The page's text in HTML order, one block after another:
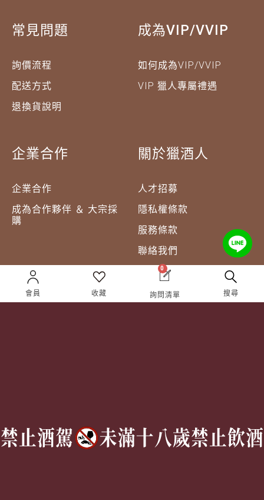
常見問題
詢價流程
配送方式
退換貨說明
成為VIP/VVIP
如何成為VIP/VVIP
VIP 獵人專屬禮遇
企業合作
企業合作
成為合作夥伴 ＆ 大宗採
購
關於獵酒人
人才招募
隱私權條款
服務條款
聯絡我們
會員 收藏
0
詢問清單 搜尋